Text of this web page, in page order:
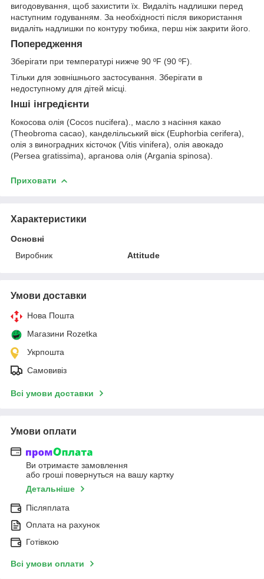
вигодовування, щоб захистити їх. Видаліть надлишки перед
наступним годуванням. За необхідності після використання
видаліть надлишки по контуру тюбика, перш ніж закрити його.
Попередження
Зберігати при температурі нижче 90 ºF (90 ºF).
Тільки для зовнішнього застосування. Зберігати в
недоступному для дітей місці.
Інші інгредієнти
Кокосова олія (Cocos nucifera)., масло з насіння какао
(Theobroma cacao), канделільський віск (Euphorbia cerifera),
олія з виноградних кісточок (Vitis vinifera), олія авокадо
(Persea gratissima), арганова олія (Argania spinosa).
Приховати
Характеристики
Основні
Виробник
Attitude
Умови доставки
Нова Пошта
Магазини Rozetka
Укрпошта
Самовивіз
Всі умови доставки
Умови оплати
Ви отримаєте замовлення
або гроші повернуться на вашу картку
Детальніше
Післяплата
Оплата на рахунок
Готівкою
Всі умови оплати